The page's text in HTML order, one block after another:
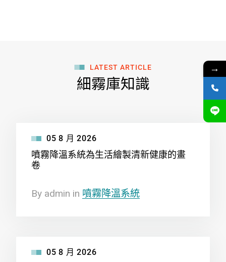
LATEST ARTICLE
細霧庫知識
05 8 月 2026
噴霧降溫系統為生活繪製清新健康的畫
卷
By admin in 噴霧降溫系統
05 8 月 2026
→